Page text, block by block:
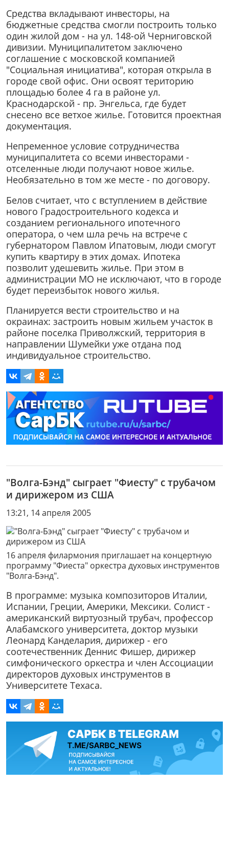
Средства вкладывают инвесторы, на
бюджетные средства смогли построить только
один жилой дом - на ул. 148-ой Черниговской
дивизии. Муниципалитетом заключено
соглашение с московской компанией
"Социальная инициатива", которая открыла в
городе свой офис. Они освоят територию
площадью более 4 га в районе ул.
Краснодарской - пр. Энгельса, где будет
снесено все ветхое жилье. Готовится проектная
документация.
Непременное условие сотрудничества
муниципалитета со всеми инвесторами -
отселенные люди получают новое жилье.
Необязательно в том же месте - по договору.
Белов считает, что с вступлением в действие
нового Градостроительного кодекса и
созданием регионального ипотечного
оператора, о чем шла речь на встрече с
губернатором Павлом Ипатовым, люди смогут
купить квартиру в этих домах. Ипотека
позволит удешевить жилье. При этом в
администрации МО не исключают, что в городе
будет переизбыток нового жилья.
Планируется вести строительство и на
окраинах: застроить новым жильем участок в
районе поселка Приволжский, территория в
направлении Шумейки уже отдана под
индивидуальное строительство.
"Волга-Бэнд" сыграет "Фиесту" с трубачом
и дирижером из США
13:21, 14 апреля 2005
16 апреля филармония приглашает на концертную
программу "Фиеста" оркестра духовых инструментов
"Волга-Бэнд".
В программе: музыка композиторов Италии,
Испании, Греции, Америки, Мексики. Солист -
американский виртуозный трубач, профессор
Алабамского университета, доктор музыки
Леонард Канделария, дирижер - его
соотечественник Деннис Фишер, дирижер
симфонического оркестра и член Ассоциации
директоров духовых инструментов в
Университете Техаса.